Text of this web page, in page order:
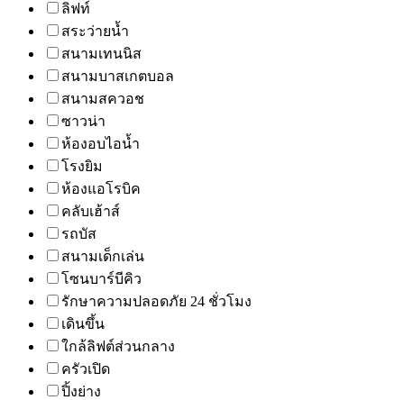
ลิฟท์
สระว่ายน้ำ
สนามเทนนิส
สนามบาสเกตบอล
สนามสควอช
ซาวน่า
ห้องอบไอน้ำ
โรงยิม
ห้องแอโรบิค
คลับเฮ้าส์
รถบัส
สนามเด็กเล่น
โซนบาร์บีคิว
รักษาความปลอดภัย 24 ชั่วโมง
เดินขึ้น
ใกล้ลิฟต์ส่วนกลาง
ครัวเปิด
ปิ้งย่าง